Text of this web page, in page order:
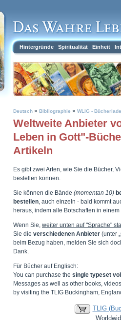
Hintergründe Spiritualität Einheit
Deutsch » Bibliographie » WLIG -
Weltweite Anbieter
Leben in Gott"-
Artikeln
Es gibt zwei Arten, wie Sie die Bücher,
bestellen können.
Sie können die Bände (momentan 10)
bestellen , auch einzeln - bald kommt
heraus, indem alle Botschaften in
Wenn Sie, weiter unten auf "Sprache"
Sie die verschiedenen Anbieter (unter
beim Bezug haben, melden Sie sich
Dank.
Für Bücher auf Englisch:
You can purchase the single typeset
Messages as well as other books,
by visiting the TLIG Buckingham,
TLIG